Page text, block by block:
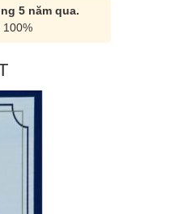
5 năm qua.
100%